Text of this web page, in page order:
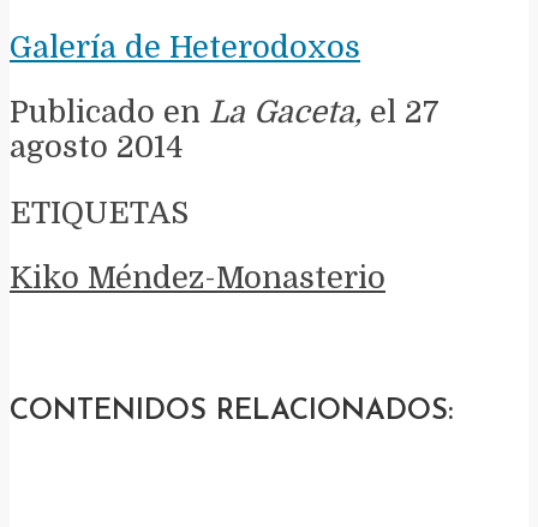
Galería de Heterodoxos
Publicado en La Gaceta, el 27
agosto 2014
ETIQUETAS
Kiko Méndez-Monasterio
CONTENIDOS RELACIONADOS: